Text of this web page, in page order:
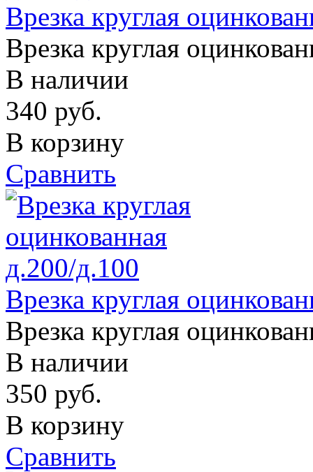
Врезка круглая
Врезка круглая
В наличии
340 руб.
В корзину
Сравнить
Врезка круглая
Врезка круглая
В наличии
350 руб.
В корзину
Сравнить